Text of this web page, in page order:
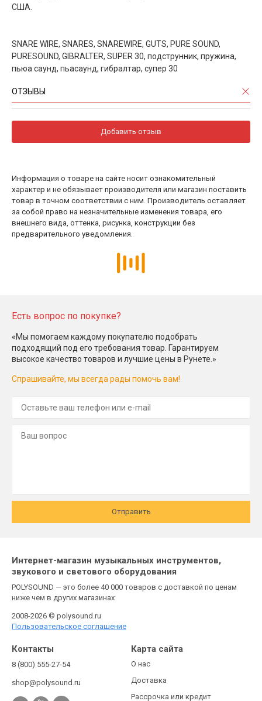
США.
SNARE WIRE, SNARES, SNAREWIRE, GUTS, PURE SOUND,
PURESOUND, GIBRALTER, SUPER 30, подструнник, пружина,
пьюа саунд, пьасаунд, гибралтар, супер 30
ОТЗЫВЫ
Добавить отзыв
Информация о товаре на сайте носит ознакомительный
характер и не обязывает производителя или магазин поставить
товар в точном соответствии с ним. Производитель оставляет
за собой право на незначительные изменения товара, его
внешнего вида, оттенка, рисунка, конструкции без
предварительного уведомления.
Есть вопрос по покупке?
«Мы помогаем каждому покупателю подобрать
подходящий под его требования товар. Гарантируем
высокое качество товаров и лучшие цены в Рунете.»
Спрашивайте, мы всегда рады помочь вам!
Отправить
Интернет-магазин музыкальных инструментов,
звукового и светового оборудования
POLYSOUND — это более 40 000 товаров с доставкой по ценам
ниже чем в других магазинах
2008-2026 © polysound.ru
Пользовательское соглашение
Контакты
8 (800) 555-27-54
shop@polysound.ru
Карта сайта
О нас
Доставка
Рассрочка или кредит